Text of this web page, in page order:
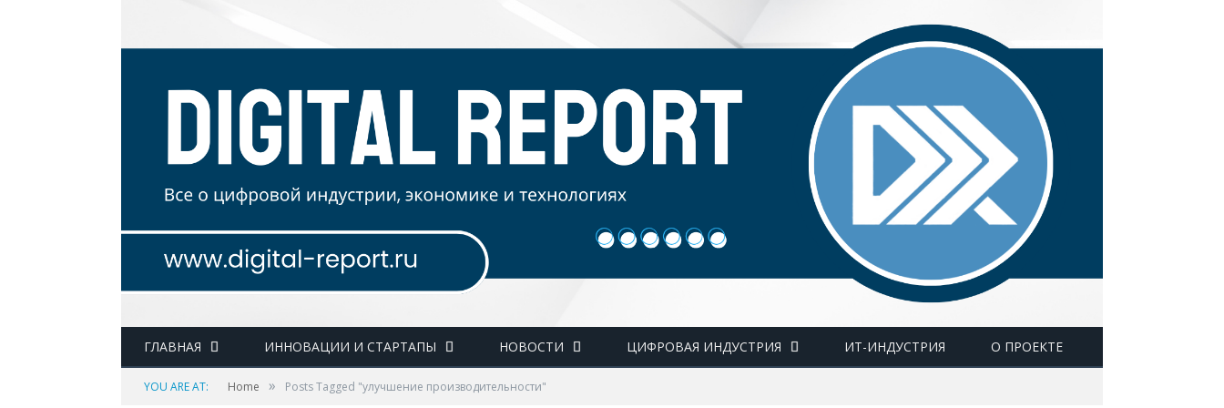
ГЛАВНАЯ ИННОВАЦИИ И СТАРТАПЫ НОВОСТИ ЦИФРОВАЯ ИНДУСТРИЯ ИТ-ИНДУСТРИЯ О ПРОЕКТЕ
YOU ARE AT: Home » Posts Tagged "улучшение производительности"